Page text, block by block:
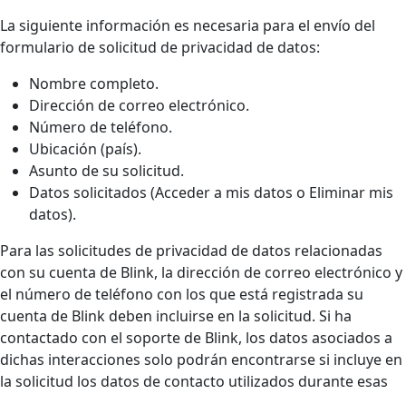
La siguiente información es necesaria para el envío del
formulario de solicitud de privacidad de datos:
Nombre completo.
Dirección de correo electrónico.
Número de teléfono.
Ubicación (país).
Asunto de su solicitud.
Datos solicitados (Acceder a mis datos o Eliminar mis
datos).
Para las solicitudes de privacidad de datos relacionadas
con su cuenta de Blink, la dirección de correo electrónico y
el número de teléfono con los que está registrada su
cuenta de Blink deben incluirse en la solicitud. Si ha
contactado con el soporte de Blink, los datos asociados a
dichas interacciones solo podrán encontrarse si incluye en
la solicitud los datos de contacto utilizados durante esas